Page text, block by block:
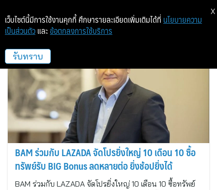
บริหารสินทรัพย์ กรุงเทพพาณิชย์
BAM ร่วมกับ LAZADA จัดโปรยิ่งใหญ่ 10 เดือน 10 ซื้อ
ทรัพย์รับ BIG Bonus ลดหลายต่อ ยิ่งช้อปยิ่งได้
BAM ร่วมกับ LAZADA จัดโปรยิ่งใหญ่ 10 เดือน 10 ซื้อทรัพย์
เว็บไซต์นี้มีการใช้งานคุกกี้ ศึกษารายละเอียดเพิ่มเติมได้ที่ นโยบายความ
เป็นส่วนตัว และ ข้อตกลงการใช้บริการ
รับทราบ
X